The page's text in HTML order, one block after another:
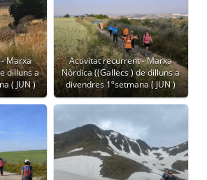
Marxa
dilluns a
( JUN )
Activitat recurrent - Marxa
Nòrdica ((Gallecs ) de dilluns a
divendres 1ºsetmana ( JUN )